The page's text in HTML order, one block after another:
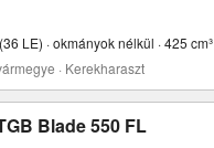
LE) · okmányok nélkül · 425 cm³
· Kerekharaszt
Blade 550 FL